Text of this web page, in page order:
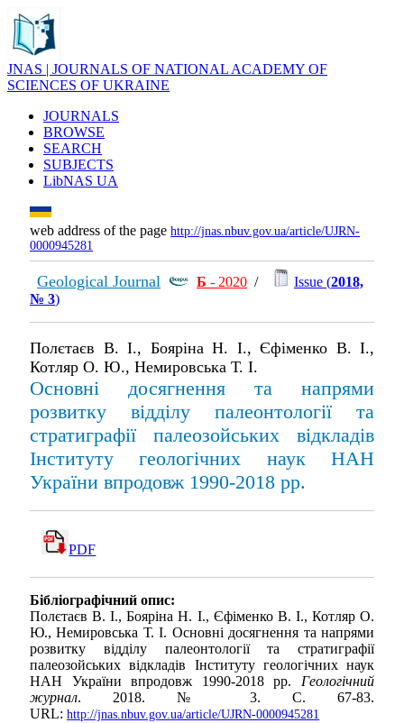
JNAS | JOURNALS OF NATIONAL ACADEMY OF
SCIENCES OF UKRAINE
JOURNALS
BROWSE
SEARCH
SUBJECTS
LibNAS UA
web address of the page http://jnas.nbuv.gov.ua/article/UJRN-
0000945281
Geological Journal Б - 2020 / Issue (2018,
№ 3)
Полєтаєв В. І., Бояріна Н. І., Єфіменко В. І.,
Котляр О. Ю., Немировська Т. І.
Основні досягнення та напрями
розвитку відділу палеонтології та
стратиграфії палеозойських відкладів
Інституту геологічних наук НАН
України впродовж 1990-2018 рр.
PDF
Бібліографічний опис:
Полєтаєв В. І., Бояріна Н. І., Єфіменко В. І., Котляр О.
Ю., Немировська Т. І. Основні досягнення та напрями
розвитку відділу палеонтології та стратиграфії
палеозойських відкладів Інституту геологічних наук
НАН України впродовж 1990-2018 рр. Геологічний
журнал. 2018. № 3. С. 67-83.
URL: http://jnas.nbuv.gov.ua/article/UJRN-0000945281